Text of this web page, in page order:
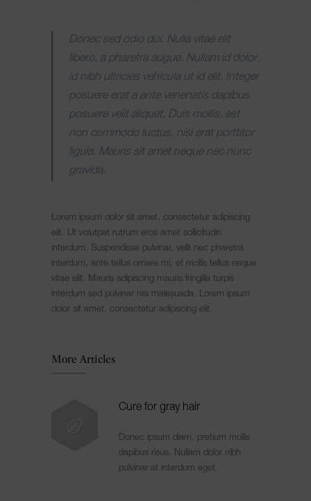
Donec sed odio dui. Nulla vitae elit
libero, a pharetra augue. Nullam id dolor
id nibh ultricies vehicula ut id elit. Integer
posuere erat a ante venenatis dapibus
posuere velit aliquet. Duis mollis, est
non commodo luctus, nisi erat porttitor
ligula. Mauris sit amet neque nec nunc
gravida.
Lorem ipsum dolor sit amet, consectetur adipiscing
elit. Ut volutpat rutrum eros amet sollicitudin
interdum. Suspendisse pulvinar, velit nec pharetra
interdum, ante tellus ornare mi, et mollis tellus neque
vitae elit. Mauris adipiscing mauris fringilla turpis
interdum sed pulvinar nisi malesuada. Lorem ipsum
dolor sit amet, consectetur adipiscing elit.
More Articles
Cure for gray hair
Donec ipsum diam, pretium mollis
dapibus risus. Nullam dolor nibh
pulvinar at interdum eget.